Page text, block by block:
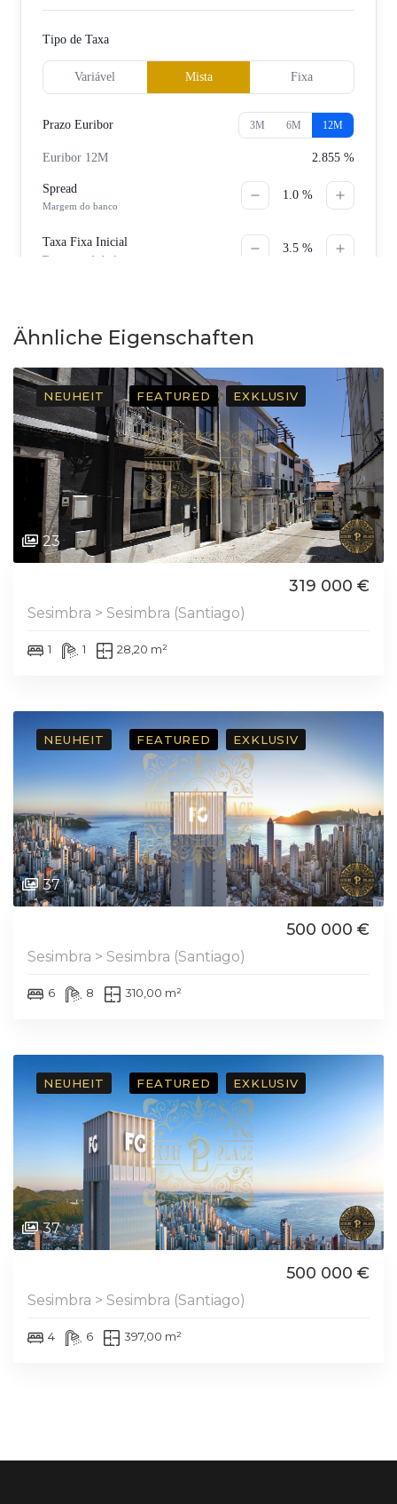
Ähnliche Eigenschaften
NEUHEIT FEATURED EXKLUSIV
23
319 000 €
Sesimbra > Sesimbra (Santiago)
1 1 28,20 m²
NEUHEIT FEATURED EXKLUSIV
37
500 000 €
Sesimbra > Sesimbra (Santiago)
6 8 310,00 m²
NEUHEIT FEATURED EXKLUSIV
37
500 000 €
Sesimbra > Sesimbra (Santiago)
4 6 397,00 m²